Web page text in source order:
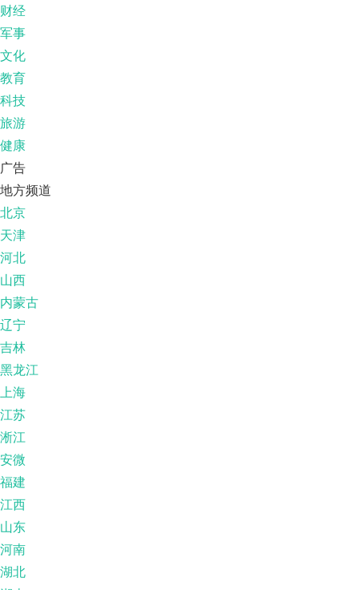
财经
军事
文化
教育
科技
旅游
健康
广告
地方频道
北京
天津
河北
山西
内蒙古
辽宁
吉林
黑龙江
上海
江苏
淅江
安微
福建
江西
山东
河南
湖北